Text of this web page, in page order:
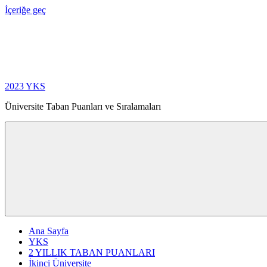
İçeriğe geç
2023 YKS
Üniversite Taban Puanları ve Sıralamaları
Ana Sayfa
YKS
2 YILLIK TABAN PUANLARI
İkinci Üniversite